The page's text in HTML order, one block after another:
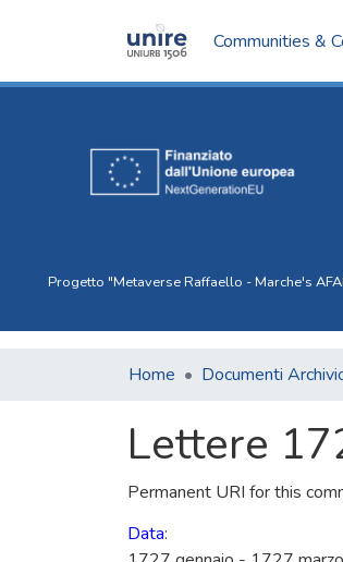
Communities &
Progetto "Metaverse Raffaello - Marche's
Home Documenti
Lettere
Permanent URI for this
Data: